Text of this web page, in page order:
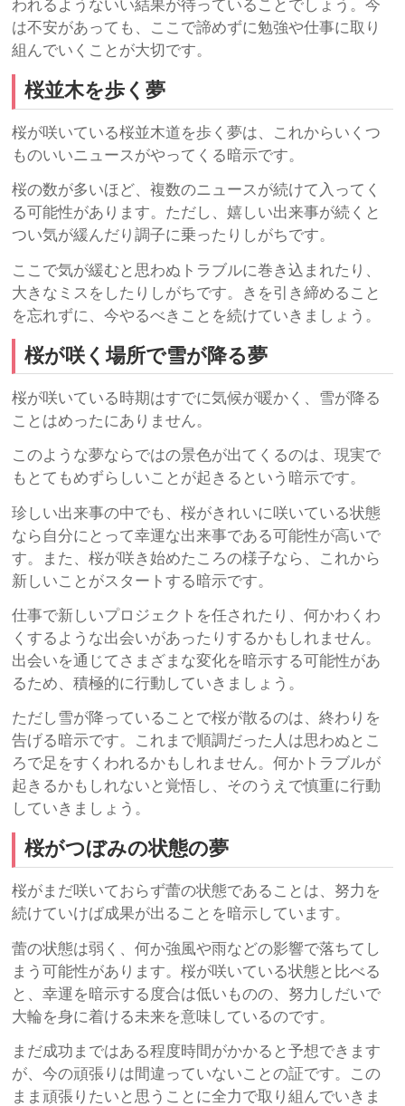
われるようないい結果が待っていることでしょう。今
は不安があっても、ここで諦めずに勉強や仕事に取り
組んでいくことが大切です。
桜並木を歩く夢
桜が咲いている桜並木道を歩く夢は、これからいくつ
ものいいニュースがやってくる暗示です。
桜の数が多いほど、複数のニュースが続けて入ってく
る可能性があります。ただし、嬉しい出来事が続くと
つい気が緩んだり調子に乗ったりしがちです。
ここで気が緩むと思わぬトラブルに巻き込まれたり、
大きなミスをしたりしがちです。きを引き締めること
を忘れずに、今やるべきことを続けていきましょう。
桜が咲く場所で雪が降る夢
桜が咲いている時期はすでに気候が暖かく、雪が降る
ことはめったにありません。
このような夢ならではの景色が出てくるのは、現実で
もとてもめずらしいことが起きるという暗示です。
珍しい出来事の中でも、桜がきれいに咲いている状態
なら自分にとって幸運な出来事である可能性が高いで
す。また、桜が咲き始めたころの様子なら、これから
新しいことがスタートする暗示です。
仕事で新しいプロジェクトを任されたり、何かわくわ
くするような出会いがあったりするかもしれません。
出会いを通じてさまざまな変化を暗示する可能性があ
るため、積極的に行動していきましょう。
ただし雪が降っていることで桜が散るのは、終わりを
告げる暗示です。これまで順調だった人は思わぬとこ
ろで足をすくわれるかもしれません。何かトラブルが
起きるかもしれないと覚悟し、そのうえで慎重に行動
していきましょう。
桜がつぼみの状態の夢
桜がまだ咲いておらず蕾の状態であることは、努力を
続けていけば成果が出ることを暗示しています。
蕾の状態は弱く、何か強風や雨などの影響で落ちてし
まう可能性があります。桜が咲いている状態と比べる
と、幸運を暗示する度合は低いものの、努力しだいで
大輪を身に着ける未来を意味しているのです。
まだ成功まではある程度時間がかかると予想できます
が、今の頑張りは間違っていないことの証です。この
まま頑張りたいと思うことに全力で取り組んでいきま